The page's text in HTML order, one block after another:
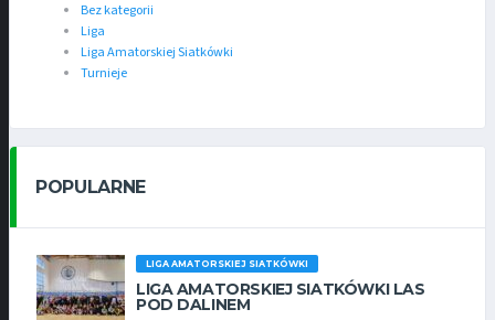
Bez kategorii
Liga
Liga Amatorskiej Siatkówki
Turnieje
POPULARNE
LIGA AMATORSKIEJ SIATKÓWKI
LIGA AMATORSKIEJ SIATKÓWKI LAS
POD DALINEM